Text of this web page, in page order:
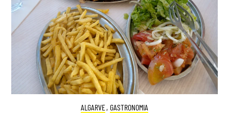
ALGARVE, GASTRONOMIA